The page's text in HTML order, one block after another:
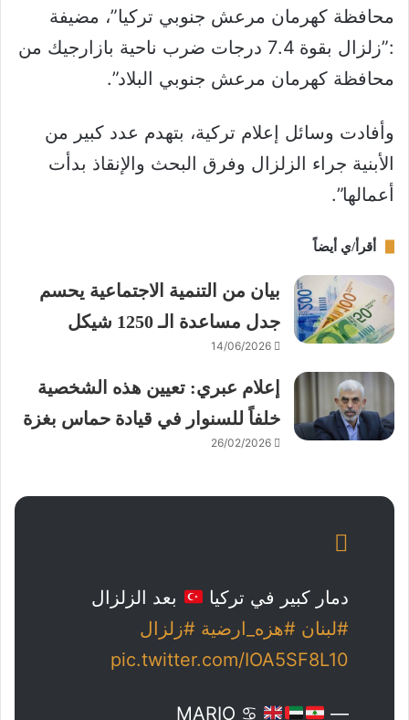
محافظة كهرمان مرعش جنوبي تركيا”، مضيفة
:”زلزال بقوة 7.4 درجات ضرب ناحية بازارجيك من
محافظة كهرمان مرعش جنوبي البلاد”.
وأفادت وسائل إعلام تركية، بتهدم عدد كبير من
الأبنية جراء الزلزال وفرق البحث والإنقاذ بدأت
أعمالها”.
أقرأ/ي أيضاً
بيان من التنمية الاجتماعية يحسم
جدل مساعدة الـ 1250 شيكل
14/06/2026
إعلام عبري: تعيين هذه الشخصية
خلفاً للسنوار في قيادة حماس بغزة
26/02/2026
دمار كبير في تركيا
بعد الزلزال
#لبنان #هزه_ارضية #زلزال
pic.twitter.com/IOA5SF8L10
— MARIO ♋︎